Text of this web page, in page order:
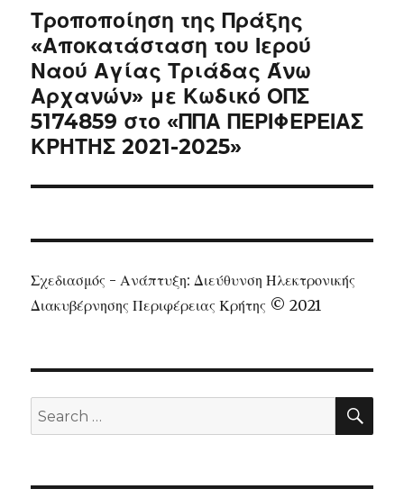
Next
post:
Τροποποίηση της Πράξης
«Αποκατάσταση του Ιερού
Ναού Αγίας Τριάδας Άνω
Αρχανών» με Κωδικό ΟΠΣ
5174859 στο «ΠΠΑ ΠΕΡΙΦΕΡΕΙΑΣ
ΚΡΗΤΗΣ 2021-2025»
Σχεδιασμός - Ανάπτυξη: Διεύθυνση Ηλεκτρονικής
Διακυβέρνησης Περιφέρειας Κρήτης © 2021
Search
for: